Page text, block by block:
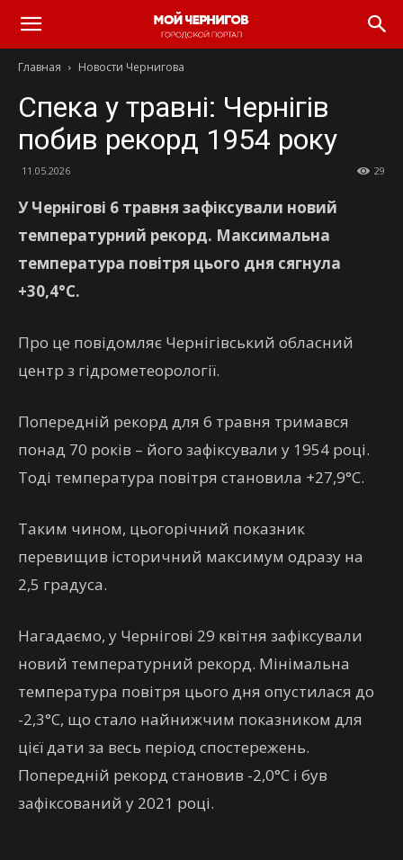
Главная Новости Чернигова
Спека у травні: Чернігів
побив рекорд 1954 року
11.05.2026 29
У Чернігові 6 травня зафіксували новий
температурний рекорд. Максимальна
температура повітря цього дня сягнула
+30,4°С.
Про це повідомляє Чернігівський обласний
центр з гідрометеорології.
Попередній рекорд для 6 травня тримався
понад 70 років – його зафіксували у 1954 році.
Тоді температура повітря становила +27,9°С.
Таким чином, цьогорічний показник
перевищив історичний максимум одразу на
2,5 градуса.
Нагадаємо, у Чернігові 29 квітня зафіксували
новий температурний рекорд. Мінімальна
температура повітря цього дня опустилася до
-2,3°С, що стало найнижчим показником для
цієї дати за весь період спостережень.
Попередній рекорд становив -2,0°С і був
зафіксований у 2021 році.